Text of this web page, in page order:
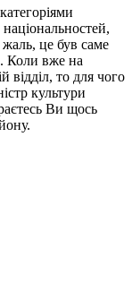
національностей,
це був саме
. Коли вже на
відділ, то для чого
культури
Ви щось